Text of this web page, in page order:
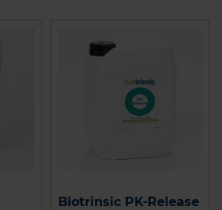
Biotrinsic PK-Release